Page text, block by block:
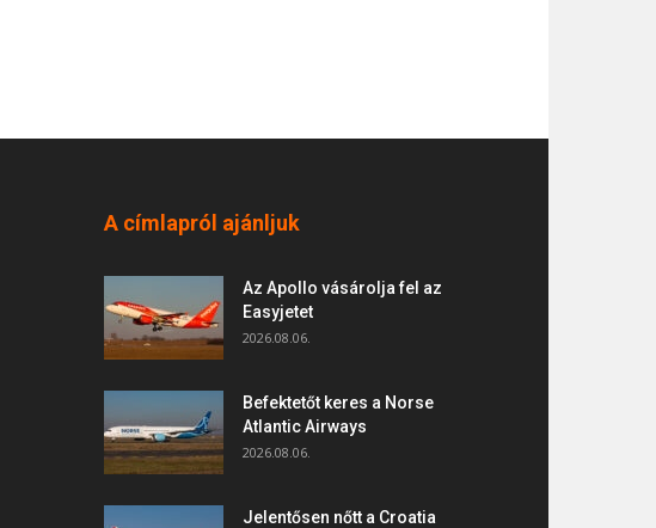
A címlapról ajánljuk
Az Apollo vásárolja fel az
Easyjetet
2026.08.06.
Befektetőt keres a Norse
Atlantic Airways
2026.08.06.
Jelentősen nőtt a Croatia